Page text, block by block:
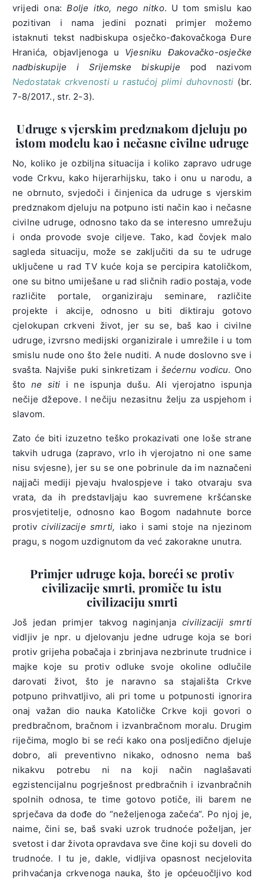
vrijedi ona:Bolje itko, nego nitko. U tom smislu kao
pozitivan i nama jedini poznati primjer možemo
istaknuti tekst nadbiskupa osječko-đakovačkoga Đure
Hranića, objavljenoga u Vjesniku Đakovačko-osječke
nadbiskupije i Srijemske biskupije pod nazivom
Nedostatak crkvenosti u rastućoj plimi duhovnosti (br.
7-8/2017., str. 2-3).
Udruge s vjerskim predznakom djeluju po
istom modelu kao i nečasne civilne udruge
No, koliko je ozbiljna situacija i koliko zapravo udruge
vode Crkvu, kako hijerarhijsku, tako i onu u narodu, a
ne obrnuto, svjedoči i činjenica da udruge s vjerskim
predznakom djeluju na potpuno isti način kao i nečasne
civilne udruge, odnosno tako da se interesno umrežuju
i onda provode svoje ciljeve. Tako, kad čovjek malo
sagleda situaciju, može se zaključiti da su te udruge
uključene u rad TV kuće koja se percipira katoličkom,
one su bitno umiješane u rad sličnih radio postaja, vode
različite portale, organiziraju seminare, različite
projekte i akcije, odnosno u biti diktiraju gotovo
cjelokupan crkveni život, jer su se, baš kao i civilne
udruge, izvrsno medijski organizirale i umrežile i u tom
smislu nude ono što žele nuditi. A nude doslovno sve i
svašta. Najviše puki sinkretizam i šećernu vodicu. Ono
što ne siti i ne ispunja dušu. Ali vjerojatno ispunja
nečije džepove. I nečiju nezasitnu želju za uspjehom i
slavom.
Zato će biti izuzetno teško prokazivati one loše strane
takvih udruga (zapravo, vrlo ih vjerojatno ni one same
nisu svjesne), jer su se one pobrinule da im naznačeni
najjači mediji pjevaju hvalospjeve i tako otvaraju sva
vrata, da ih predstavljaju kao suvremene kršćanske
prosvjetitelje, odnosno kao Bogom nadahnute borce
protivcivilizacije smrti, iako i sami stoje na njezinom
pragu, s nogom uzdignutom da već zakorakne unutra.
Primjer udruge koja, boreći se protiv
civilizacije smrti, promiče tu istu
civilizaciju smrti
Još jedan primjer takvog naginjanjacivilizaciji smrti
vidljiv je npr. u djelovanju jedne udruge koja se bori
protiv grijeha pobačaja i zbrinjava nezbrinute trudnice i
majke koje su protiv odluke svoje okoline odlučile
darovati život, što je naravno sa stajališta Crkve
potpuno prihvatljivo, ali pri tome u potpunosti ignorira
onaj važan dio nauka Katoličke Crkve koji govori o
predbračnom, bračnom i izvanbračnom moralu. Drugim
riječima, moglo bi se reći kako ona posljedično djeluje
dobro, ali preventivno nikako, odnosno nema baš
nikakvu potrebu ni na koji način naglašavati
egzistencijalnu pogrješnost predbračnih i izvanbračnih
spolnih odnosa, te time gotovo potiče, ili barem ne
sprječava da dođe do “neželjenoga začeća”. Po njoj je,
naime, čini se, baš svaki uzrok trudnoće poželjan, jer
svetost i dar života opravdava sve čine koji su doveli do
trudnoće. I tu je, dakle, vidljiva opasnost necjelovita
prihvaćanja crkvenoga nauka, što je općeuočljivo kod